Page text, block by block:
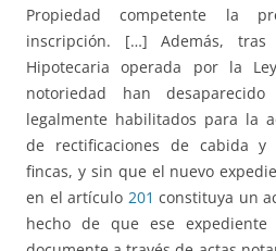
Propiedad competente la
inscripción. […] Además,
Hipotecaria operada por la
notoriedad han
legalmente habilitados para la
de rectificaciones de cabida y
fincas, y sin que el nuevo
en el artículo 201 constituya un
hecho de que ese